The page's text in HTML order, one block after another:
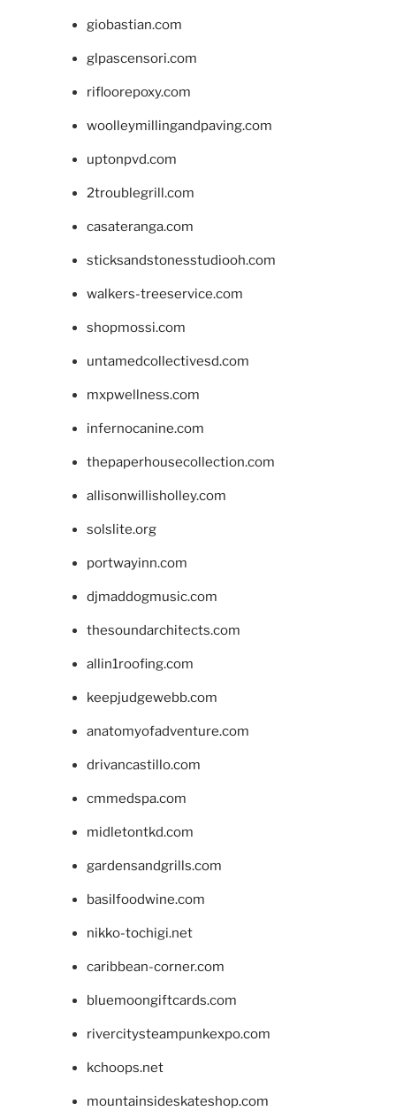
giobastian.com
glpascensori.com
rifloorepoxy.com
woolleymillingandpaving.com
uptonpvd.com
2troublegrill.com
casateranga.com
sticksandstonesstudiooh.com
walkers-treeservice.com
shopmossi.com
untamedcollectivesd.com
mxpwellness.com
infernocanine.com
thepaperhousecollection.com
allisonwillisholley.com
solslite.org
portwayinn.com
djmaddogmusic.com
thesoundarchitects.com
allin1roofing.com
keepjudgewebb.com
anatomyofadventure.com
drivancastillo.com
cmmedspa.com
midletontkd.com
gardensandgrills.com
basilfoodwine.com
nikko-tochigi.net
caribbean-corner.com
bluemoongiftcards.com
rivercitysteampunkexpo.com
kchoops.net
mountainsideskateshop.com